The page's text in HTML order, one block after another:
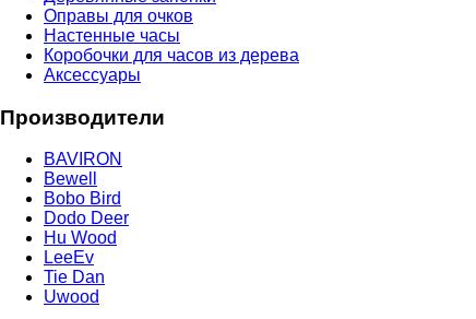
Оправы для очков
Настенные часы
Коробочки для часов из дерева
Аксессуары
Производители
BAVIRON
Bewell
Bobo Bird
Dodo Deer
Hu Wood
LeeEv
Tie Dan
Uwood